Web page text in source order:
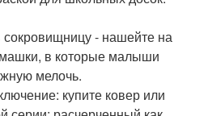
- нашейте на
в которые малыши
мелочь.
купите ковер или